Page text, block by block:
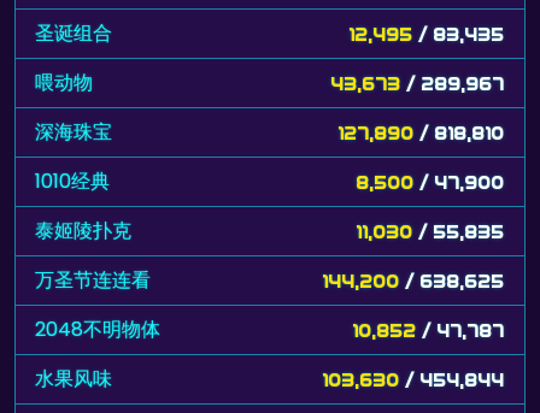
圣诞组合 12,495 / 83,435
喂动物 43,673 / 289,967
深海珠宝 127,890 / 818,810
1010经典 8,500 / 47,900
泰姬陵扑克 11,030 / 55,835
万圣节连连看 144,200 / 638,625
2048不明物体 10,852 / 47,787
水果风味 103,630 / 454,844